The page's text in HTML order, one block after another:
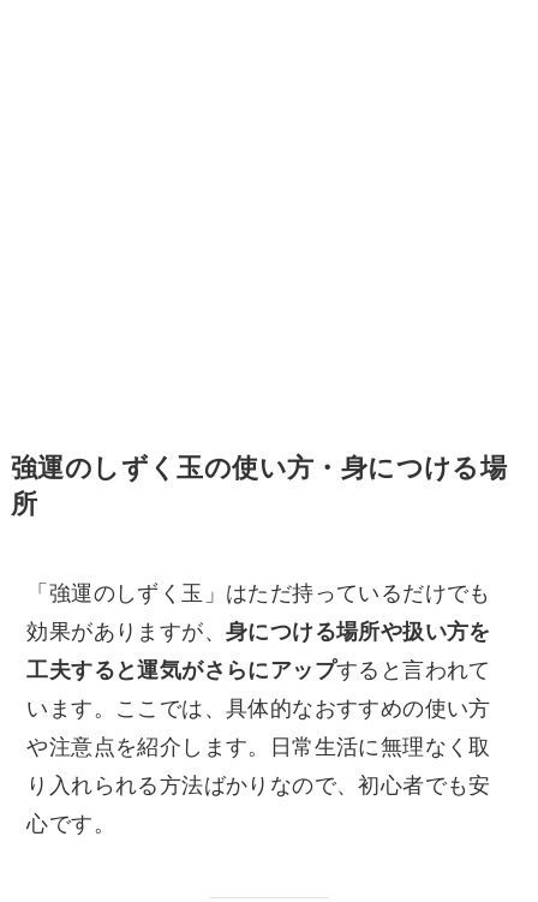
強運のしずく玉の使い方・身につける場
所
「強運のしずく玉」はただ持っているだけでも
効果がありますが、身につける場所や扱い方を
工夫すると運気がさらにアップすると言われて
います。ここでは、具体的なおすすめの使い方
や注意点を紹介します。日常生活に無理なく取
り入れられる方法ばかりなので、初心者でも安
心です。